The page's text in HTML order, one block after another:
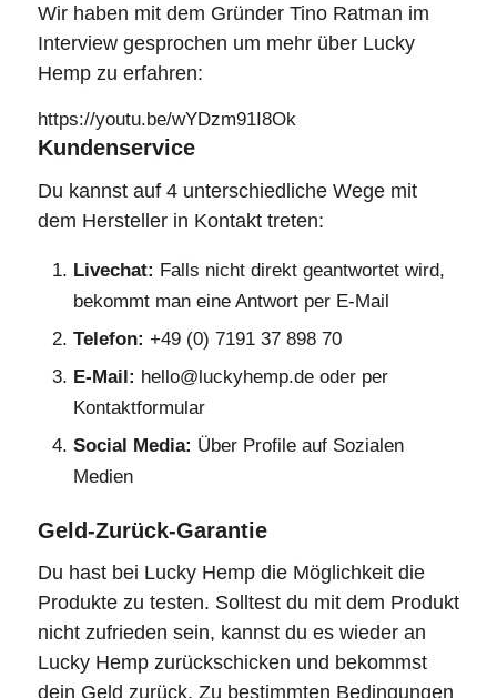
Wir haben mit dem Gründer Tino Ratman im
Interview gesprochen um mehr über Lucky
Hemp zu erfahren:
https://youtu.be/wYDzm91I8Ok
Kundenservice
Du kannst auf 4 unterschiedliche Wege mit
dem Hersteller in Kontakt treten:
Livechat: Falls nicht direkt geantwortet wird,
bekommt man eine Antwort per E-Mail
Telefon: +49 (0) 7191 37 898 70
E-Mail: hello@luckyhemp.de oder per
Kontaktformular
Social Media: Über Profile auf Sozialen
Medien
Geld-Zurück-Garantie
Du hast bei Lucky Hemp die Möglichkeit die
Produkte zu testen. Solltest du mit dem Produkt
nicht zufrieden sein, kannst du es wieder an
Lucky Hemp zurückschicken und bekommst
dein Geld zurück. Zu bestimmten Bedingungen